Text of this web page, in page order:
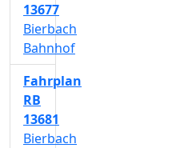
13677
Bierbach
Bahnhof
Fahrplan
RB
13681
Bierbach